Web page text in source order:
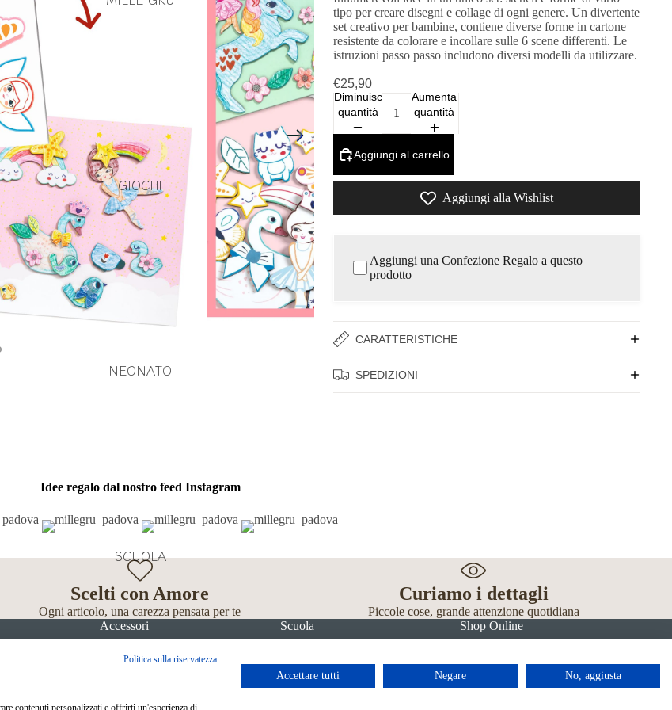
GIOCHI
NEONATO
SCUOLA
tipo per creare disegni e collage di ogni genere. Un divertente
set creativo per bambine, contiene diverse forme in cartone
resistente da colorare e incollare sulle 6 scene differenti. Le
istruzioni passo passo includono diversi modelli da utilizzare.
€25,90
Diminuisci
quantità
Aumenta
quantità
Aggiungi al carrello
Aggiungi alla Wishlist
Aggiungi una Confezione Regalo a questo
prodotto
CARATTERISTICHE
SPEDIZIONI
Idee regalo dal nostro feed Instagram
Scelti con Amore
Ogni articolo, una carezza pensata per te
Curiamo i dettagli
Piccole cose, grande attenzione quotidiana
Accessori Scuola Shop Online
Politica sulla riservatezza
contenuti personalizzati e offrirti un'esperienza di
Accettare tutti Negare No, aggiusta